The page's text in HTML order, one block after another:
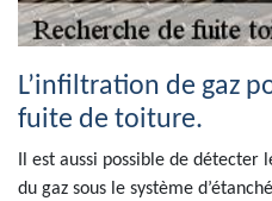
L’infiltration de gaz
fuite de toiture.
Il est aussi possible de
du gaz sous le système